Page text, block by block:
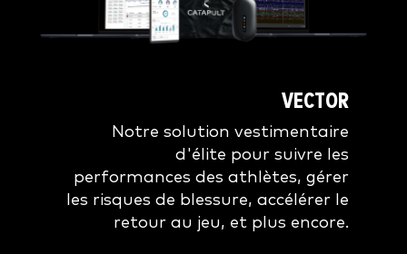
VECTOR
Notre solution vestimentaire
d'élite pour suivre les
performances des athlètes, gérer
les risques de blessure, accélérer le
retour au jeu, et plus encore.